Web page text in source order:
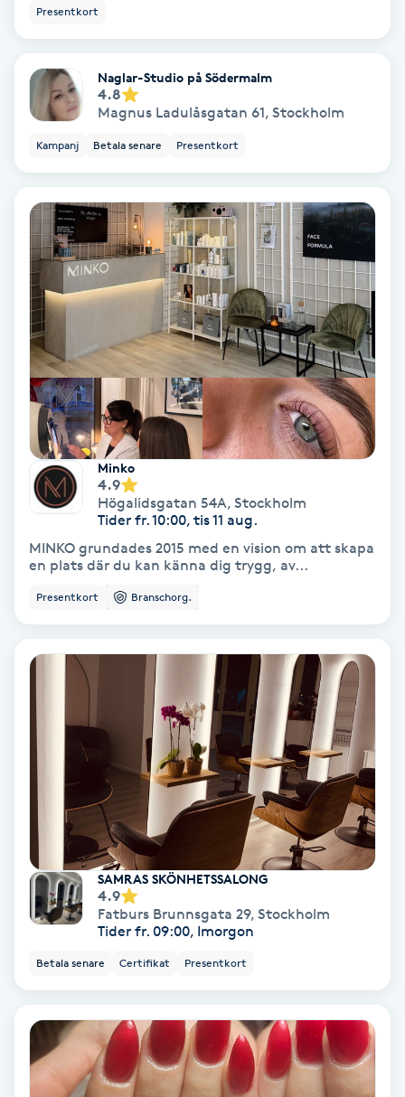
Damklippning
Dermapen
Diamantslipning
Extensions
Extensions borttagning
Eyeliner-tatuering
Face framing
Faceliftmassage
Fet hårbotten
Fettreducering
Fillers
Fotmassage
Fotsvamp
Fransar
Fransborttagning
Fransfärgning
Fransförlängning
Fransförlängning Megavolym
Presentkort
Naglar-Studio på Södermalm
4.8
Magnus Ladulåsgatan 61, Stockholm
Kampanj Betala senare Presentkort
Minko
4.9
Högalidsgatan 54A, Stockholm
Tider fr. 10:00, tis 11 aug.
MINKO grundades 2015 med en vision om att skapa
en plats där du kan känna dig trygg, av...
Presentkort Branschorg.
SAMRAS SKÖNHETSSALONG
4.9
Fatburs Brunnsgata 29, Stockholm
Tider fr. 09:00, Imorgon
Betala senare Certifikat Presentkort